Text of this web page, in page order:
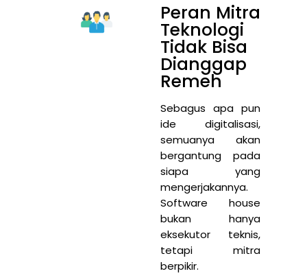
Peran Mitra
Teknologi
Tidak Bisa
Dianggap
Remeh
Sebagus apa pun
ide digitalisasi,
semuanya akan
bergantung pada
siapa yang
mengerjakannya.
Software house
bukan hanya
eksekutor teknis,
tetapi mitra
berpikir.